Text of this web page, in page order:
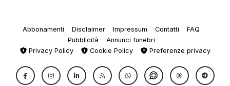
Abbonamenti Disclaimer Impressum Contatti
FAQ
Pubblicità
Annunci funebri
Privacy Policy
Cookie Policy Preferenze privacy